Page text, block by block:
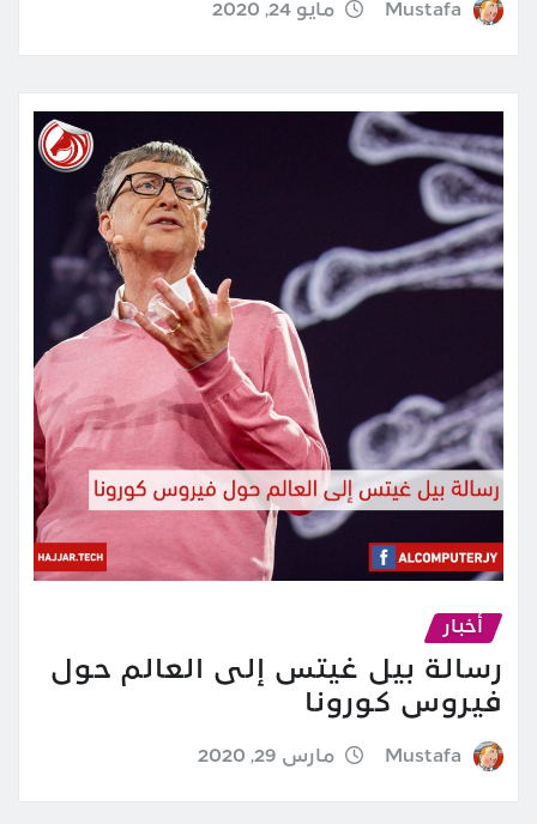
Mustafa مايو 24, 2020
أخبار
رسالة بيل غيتس إلى العالم حول
فيروس كورونا
Mustafa مارس 29, 2020